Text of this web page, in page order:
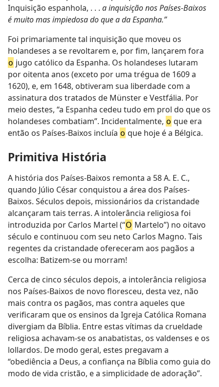
Inquisição espanhola, . . . a inquisição nos Países-Baixos
é muito mas impiedosa do que a da Espanha.”
Foi primariamente tal inquisição que moveu os
holandeses a se revoltarem e, por fim, lançarem fora
o jugo católico da Espanha. Os holandeses lutaram
por oitenta anos (exceto por uma trégua de 1609 a
1620), e, em 1648, obtiveram sua liberdade com a
assinatura dos tratados de Münster e Vestfália. Por
meio destes, “a Espanha cedeu tudo em prol do que os
holandeses combatiam”. Incidentalmente, o que era
então os Países-Baixos incluía o que hoje é a Bélgica.
Primitiva História
A história dos Países-Baixos remonta a 58 A. E. C.,
quando Júlio César conquistou a área dos Países-
Baixos. Séculos depois, missionários da cristandade
alcançaram tais terras. A intolerância religiosa foi
introduzida por Carlos Martel (“O Martelo”) no oitavo
século e continuou com seu neto Carlos Magno. Tais
regentes da cristandade ofereceram aos pagãos a
escolha: Batizem-se ou morram!
Cerca de cinco séculos depois, a intolerância religiosa
nos Países-Baixos de novo floresceu, desta vez, não
mais contra os pagãos, mas contra aqueles que
verificaram que os ensinos da Igreja Católica Romana
divergiam da Bíblia. Entre estas vítimas da crueldade
religiosa achavam-se os anabatistas, os valdenses e os
lollardos. De modo geral, estes pregavam a
“obediência a Deus, a confiança na Bíblia como guia do
modo de vida cristão, e a simplicidade de adoração”.